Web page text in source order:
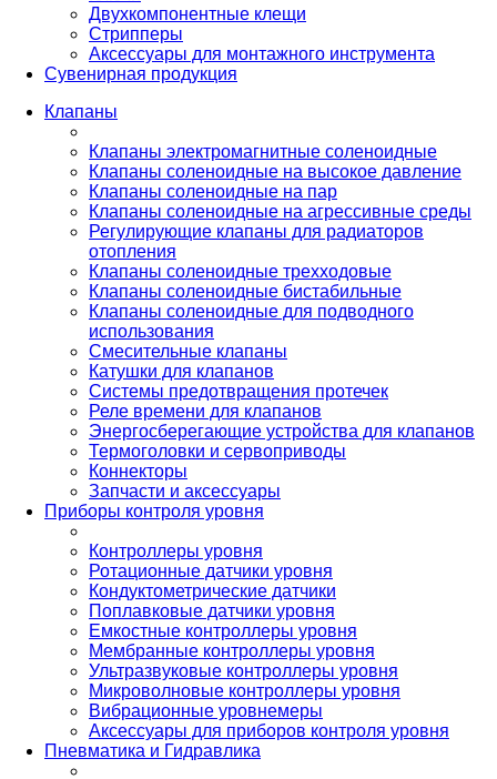
Двухкомпонентные клещи
Стрипперы
Аксессуары для монтажного инструмента
Сувенирная продукция
Клапаны
Клапаны электромагнитные соленоидные
Клапаны соленоидные на высокое давление
Клапаны соленоидные на пар
Клапаны соленоидные на агрессивные среды
Регулирующие клапаны для радиаторов
отопления
Клапаны соленоидные трехходовые
Клапаны соленоидные бистабильные
Клапаны соленоидные для подводного
использования
Смесительные клапаны
Катушки для клапанов
Системы предотвращения протечек
Реле времени для клапанов
Энергосберегающие устройства для клапанов
Термоголовки и сервоприводы
Коннекторы
Запчасти и аксессуары
Приборы контроля уровня
Контроллеры уровня
Ротационные датчики уровня
Кондуктометрические датчики
Поплавковые датчики уровня
Емкостные контроллеры уровня
Мембранные контроллеры уровня
Ультразвуковые контроллеры уровня
Микроволновые контроллеры уровня
Вибрационные уровнемеры
Аксессуары для приборов контроля уровня
Пневматика и Гидравлика